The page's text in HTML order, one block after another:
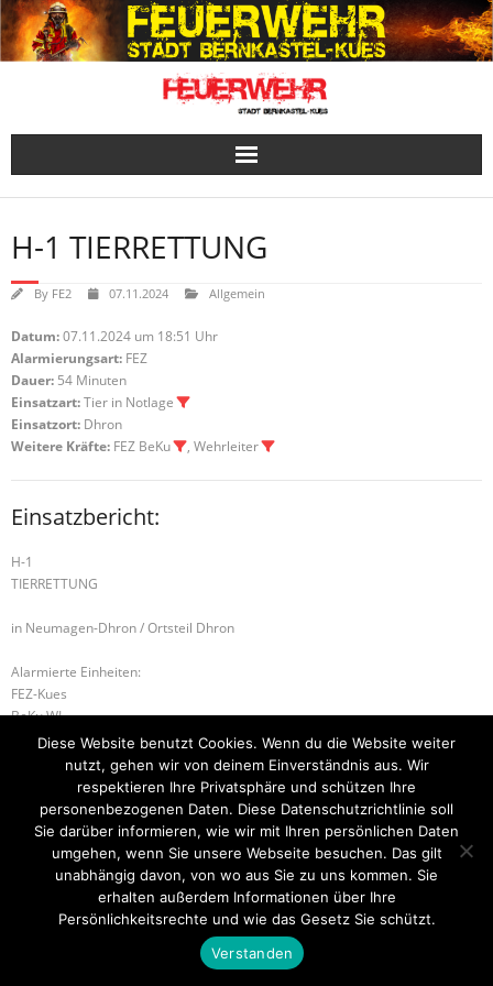
Skip
to
content
H-1 TIERRETTUNG
By FE2 07.11.2024 Allgemein
Datum:07.11.2024 um 18:51 Uhr
Alarmierungsart: FEZ
Dauer: 54 Minuten
Einsatzart:Tier in Notlage
Einsatzort: Dhron
Weitere Kräfte: FEZ BeKu , Wehrleiter
Einsatzbericht:
H-1
TIERRETTUNG
in Neumagen-Dhron / Ortsteil Dhron
Alarmierte Einheiten:
FEZ-Kues
BeKu WL
H-2 UNTERSTÜTZUNG DLK H-2 UNTERSTÜTZUNG DLK
Startseite Einsätze Mitglied werden Über uns
Bilder
Kontakt
Theme byThink Up Themes Ltd . Powered byWordPress
Diese Website benutzt Cookies. Wenn du die Website weiter
nutzt, gehen wir von deinem Einverständnis aus. Wir
respektieren Ihre Privatsphäre und schützen Ihre
personenbezogenen Daten. Diese Datenschutzrichtlinie soll
Sie darüber informieren, wie wir mit Ihren persönlichen Daten
umgehen, wenn Sie unsere Webseite besuchen. Das gilt
unabhängig davon, von wo aus Sie zu uns kommen. Sie
erhalten außerdem Informationen über Ihre
Persönlichkeitsrechte und wie das Gesetz Sie schützt.
Verstanden